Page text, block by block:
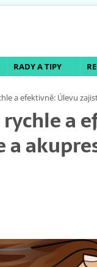
RADY A TIPY
a efektivně: Úlevu
a
a